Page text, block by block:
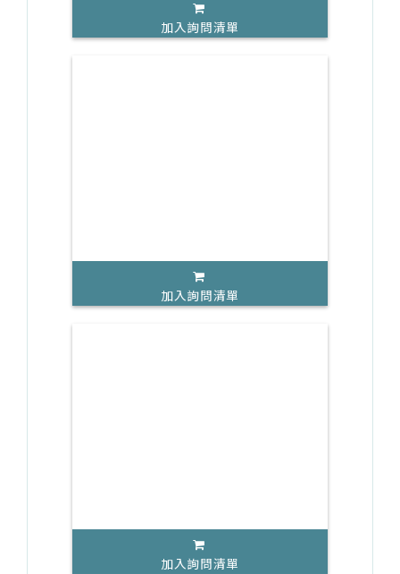
加入詢問清單
加入詢問清單
加入詢問清單